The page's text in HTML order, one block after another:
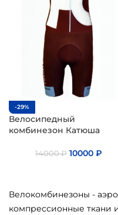
-29%
Велосипедный
комбинезон Катюша
14000₽ 10000 ₽
Велокомбинезоны -
компрессионные ткани